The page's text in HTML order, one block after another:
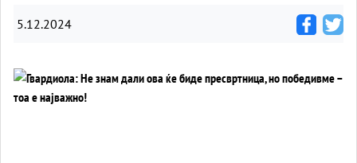
5.12.2024